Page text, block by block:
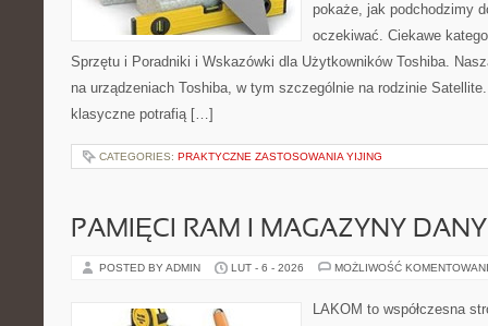
pokaże, jak podchodzimy
oczekiwać. Ciekawe
Sprzętu i Poradniki i Wskazówki dla Użytkowników Toshiba.
na urządzeniach Toshiba, w tym szczególnie na rodzinie
klasyczne potrafią […]
CATEGORIES: PRAKTYCZNE ZASTOSOWANIA YIJING
PAMIĘCI RAM I MAGAZYNY
POSTED BY ADMIN LUT - 6 - 2026 MOŻLIWOŚĆ
LAKOM to współczesna